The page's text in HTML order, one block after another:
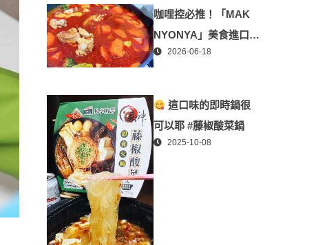
折扣碼【ZPLAI】額外
9折
咖哩控必推！「MAK
NYONYA」美食進口商
廣紘國際進口！讓人直
魚也超讚
2026-06-18
這口味的即時鍋很
可以耶 #藤椒酸菜鍋
2025-10-08